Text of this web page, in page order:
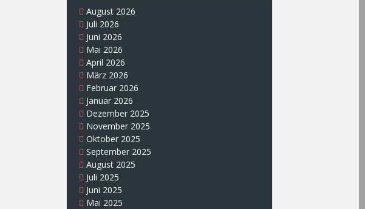
August 2026
Juli 2026
Juni 2026
Mai 2026
April 2026
März 2026
Februar 2026
Januar 2026
Dezember 2025
November 2025
Oktober 2025
September 2025
August 2025
Juli 2025
Juni 2025
Mai 2025